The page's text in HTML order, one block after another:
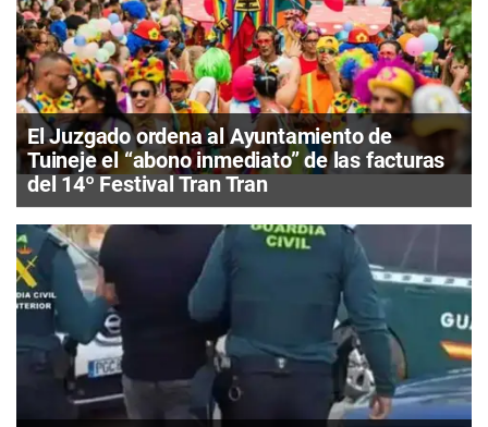
El Juzgado ordena al Ayuntamiento de
Tuineje el “abono inmediato” de las facturas
del 14º Festival Tran Tran